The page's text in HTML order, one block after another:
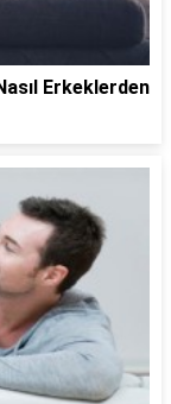
Erkeklerden